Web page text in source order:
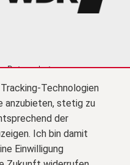
Technologien
anzubieten, stetig zu
der
Ich bin damit
Einwilligung
Datenschutz
Kontakt
Newsletter
Netiquette (PDF)
Zu